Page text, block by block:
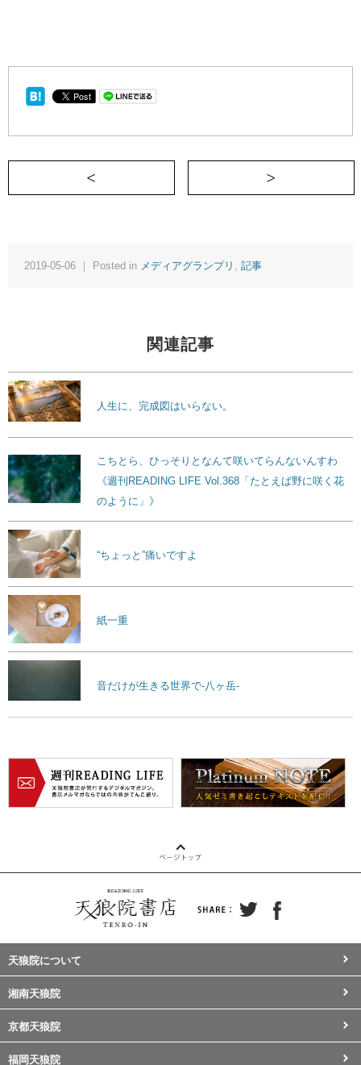
＜ 何にでもすぐに影響されてしまう親子
2019-05-06 ｜ Posted in メディアグランプリ , 記事
関連記事
人生に、完成図はいらない。
こちとら、ひっそりとなんて咲いてらんないんすわ
《週刊READING LIFE Vol.368「たとえば野に咲く花
のように」》
“ちょっと”痛いですよ
紙一重
音だけが生きる世界で-八ヶ岳-
天狼院について
湘南天狼院
京都天狼院
福岡天狼院